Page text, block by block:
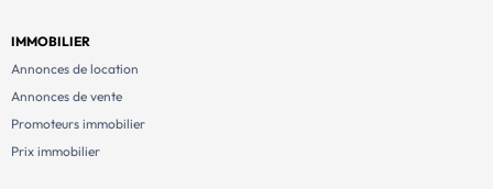
IMMOBILIER
Annonces de location
Annonces de vente
Promoteurs immobilier
Prix immobilier